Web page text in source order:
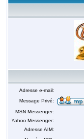
Adresse e-mail:
Message Privé:
MSN Messenger:
Yahoo Messenger:
Adresse AIM: